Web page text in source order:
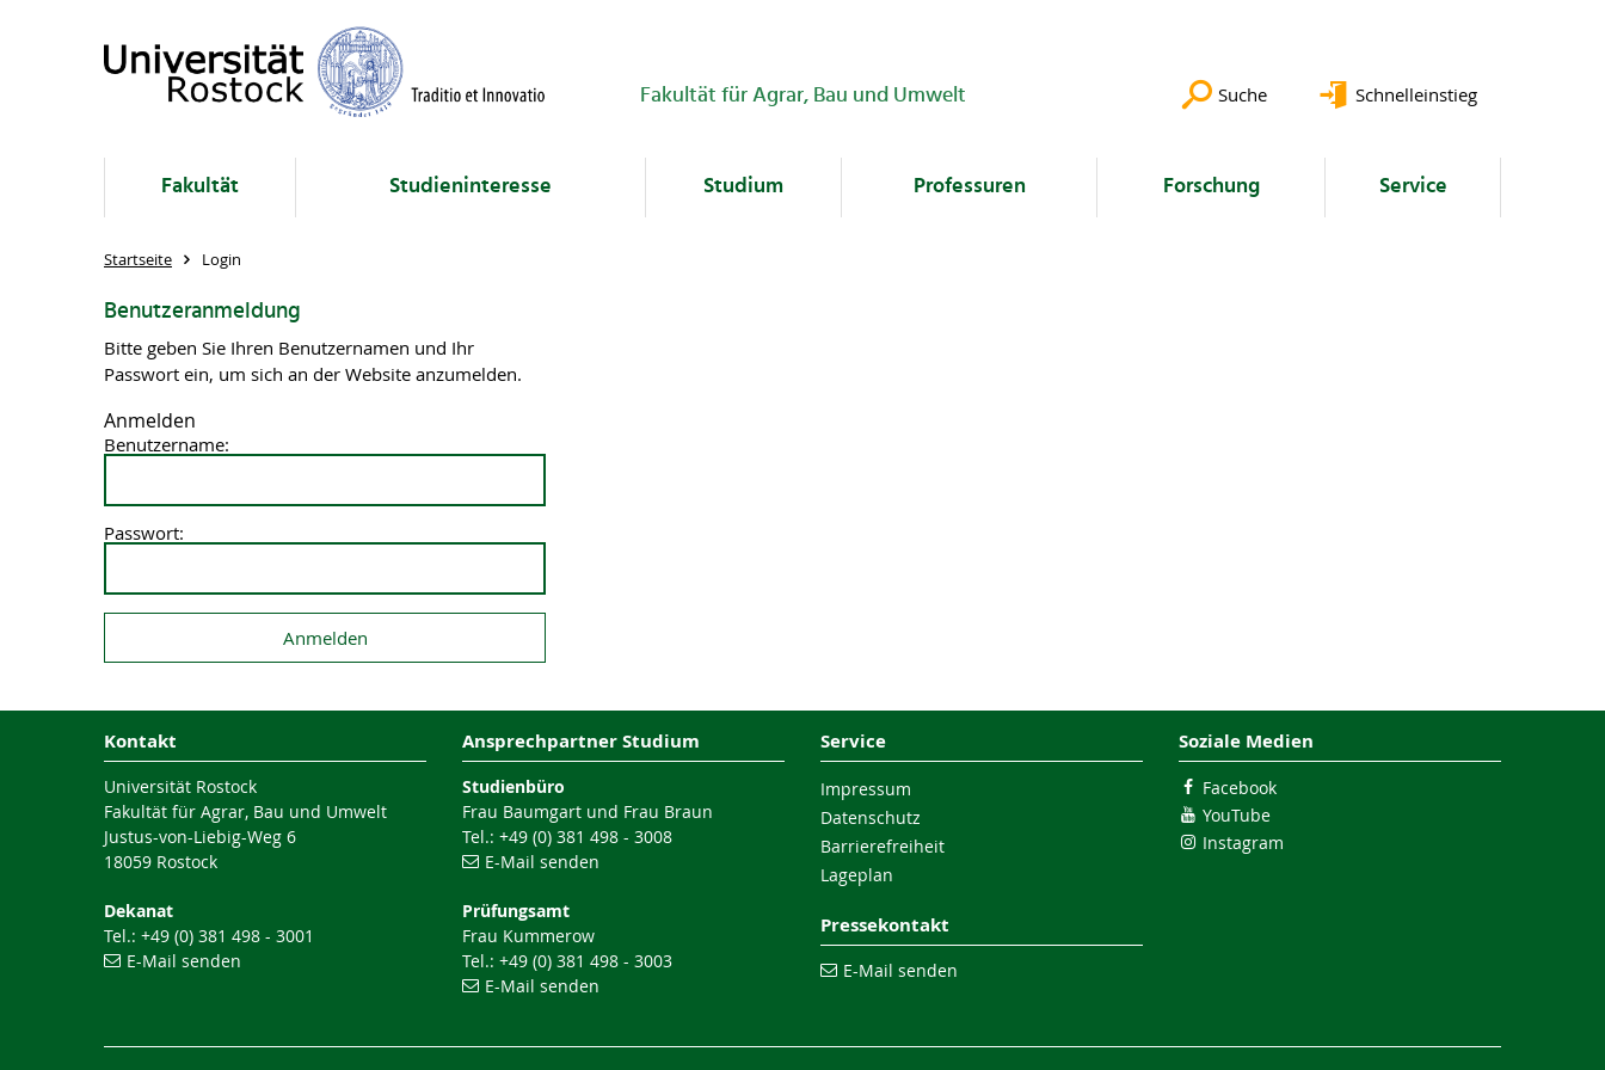
Fakultät für Agrar, Bau und Umwelt Suche Schnelleinstieg
Fakultät Studieninteresse Studium Professuren Forschung Service
Startseite Login
Benutzeranmeldung
Bitte geben Sie Ihren Benutzernamen und Ihr
Passwort ein, um sich an der Website anzumelden.
Anmelden
Benutzername:
Passwort:
Kontakt
Universität Rostock
Fakultät für Agrar, Bau und Umwelt
Justus-von-Liebig-Weg 6
18059 Rostock
Dekanat
Tel.: +49 (0) 381 498 - 3001
E-Mail senden
Ansprechpartner Studium
Studienbüro
Frau Baumgart und Frau Braun
Tel.: +49 (0) 381 498 - 3008
E-Mail senden
Prüfungsamt
Frau Kummerow
Tel.: +49 (0) 381 498 - 3003
E-Mail senden
Service
Impressum
Datenschutz
Barrierefreiheit
Lageplan
Pressekontakt
E-Mail senden
Soziale Medien
Facebook
YouTube
Instagram